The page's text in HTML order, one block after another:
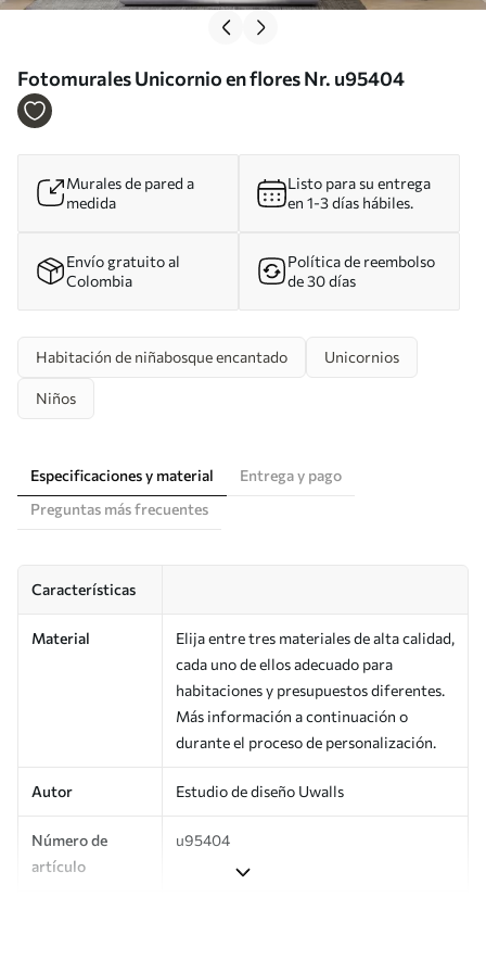
Fotomurales Unicornio en flores Nr. u95404
Murales de pared a
medida
Listo para su entrega
en 1-3 días hábiles.
Envío gratuito al
Colombia
Política de reembolso
de 30 días
Habitación de niñabosque encantado Unicornios
Niños
Especificaciones y material
Entrega y pago
Preguntas más frecuentes
Características
Material
Elija entre tres materiales de alta calidad,
cada uno de ellos adecuado para
habitaciones y presupuestos diferentes.
Más información a continuación o
durante el proceso de personalización.
Autor Estudio de diseño Uwalls
Número de
artículo
u95404